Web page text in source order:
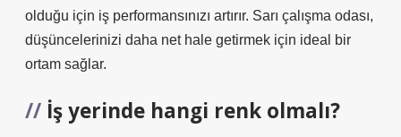
olduğu için iş performansınızı artırır. Sarı çalışma odası,
düşüncelerinizi daha net hale getirmek için ideal bir
ortam sağlar.
İş yerinde hangi renk olmalı?